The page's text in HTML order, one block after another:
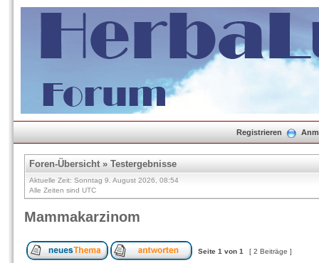
Registrieren
Foren-Übersicht» Testergebnisse
Aktuelle Zeit: Sonntag 9. August 2026, 08:54
Alle Zeiten sind UTC
Mammakarzinom
Seite 1 von 1 [ 2 Beiträge ]